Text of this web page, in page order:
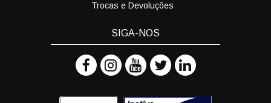
Trocas e Devoluções
SIGA-NOS